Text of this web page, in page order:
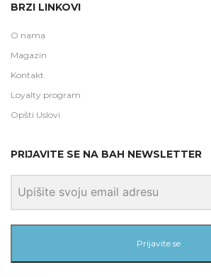
BRZI LINKOVI
O nama
Magazin
Kontakt
Loyalty program
Opšti Uslovi
PRIJAVITE SE NA BAH NEWSLETTER
Prijavite se